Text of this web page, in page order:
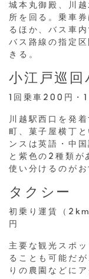
城本丸御殿、川
所を回る。乗車
るほか、バス車
バス路線の指定
きる。
小江戸巡回
1回乗車200円・
川越駅西口を発
町、菓子屋横丁
ンスは英語・中
と紫色の2種類が
使い分けるのがお
タクシー
初乗り運賃（
円
主要な観光スポ
ることも可能だ
りの農園などに